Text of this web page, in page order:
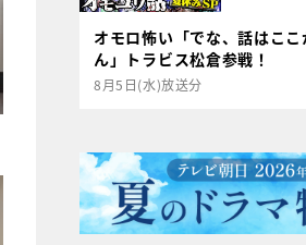
オモロ怖い「でな、話はこ
ん」トラビス松倉参戦！
8月5日(水)放送分